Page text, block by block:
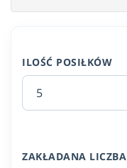
ILOŚĆ POSIŁKÓW
ZAKŁADANA